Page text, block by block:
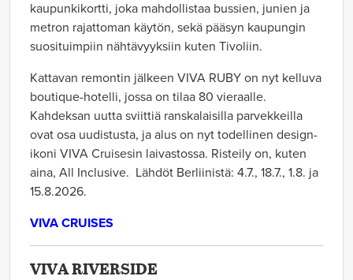
kaupunkikortti, joka mahdollistaa bussien, junien ja
metron rajattoman käytön, sekä pääsyn kaupungin
suosituimpiin nähtävyyksiin kuten Tivoliin.
Kattavan remontin jälkeen VIVA RUBY on nyt kelluva
boutique-hotelli, jossa on tilaa 80 vieraalle.
Kahdeksan uutta sviittiä ranskalaisilla parvekkeilla
ovat osa uudistusta, ja alus on nyt todellinen design-
ikoni VIVA Cruisesin laivastossa. Risteily on, kuten
aina, All Inclusive. Lähdöt Berliinistä: 4.7., 18.7., 1.8. ja
15.8.2026.
VIVA CRUISES
VIVA RIVERSIDE